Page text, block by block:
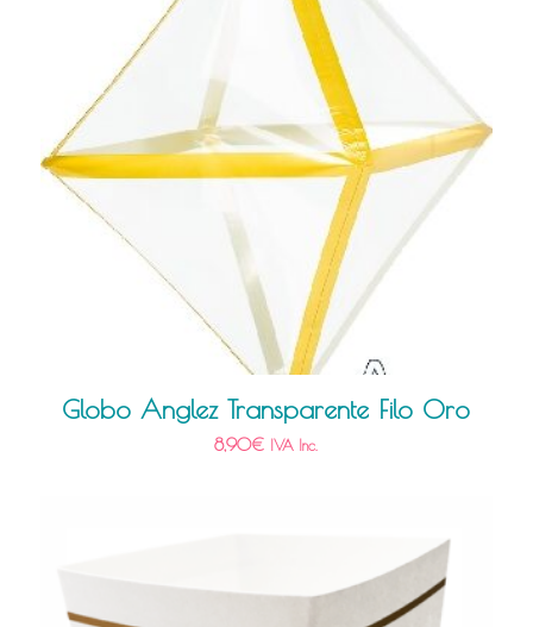
Globo Anglez Transparente Filo Oro
8,90€ IVA Inc.